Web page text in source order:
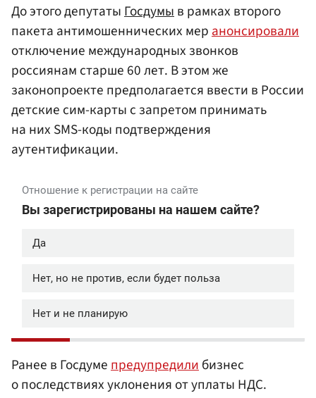
До этого депутатыГосдумыв рамках второго
пакета антимошеннических меранонсировали
отключение международных звонков
россиянам старше 60 лет. В этом же
законопроекте предполагается ввести в России
детские сим-карты с запретом принимать
на них SMS-коды подтверждения
аутентификации.
Ранее в Госдумепредупредилибизнес
о последствиях уклонения от уплаты НДС.